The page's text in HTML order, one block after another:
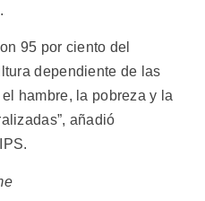
95 por ciento del
dependiente de las
hambre, la pobreza y la
añadió